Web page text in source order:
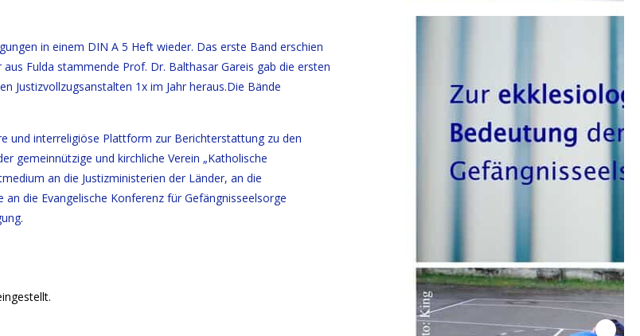
in einem DIN A 5 Heft wieder. Das erste Band erschien
Fulda stammende Prof. Dr. Balthasar Gareis gab die ersten
Justizvollzugsanstalten 1x im Jahr heraus.Die Bände
und interreligiöse Plattform zur Berichterstattung zu den
gemeinnützige und kirchliche Verein „Katholische
an die Justizministerien der Länder, an die
die Evangelische Konferenz für Gefängnisseelsorge